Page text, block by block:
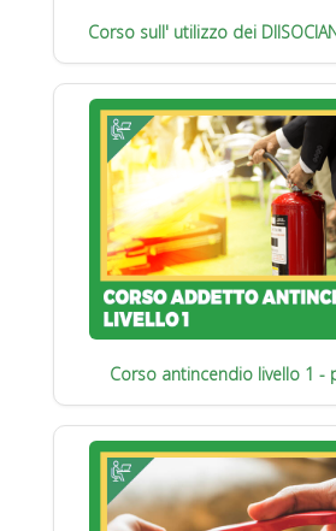
Corso sull' utilizzo dei
Corso antincendio livello 1 -